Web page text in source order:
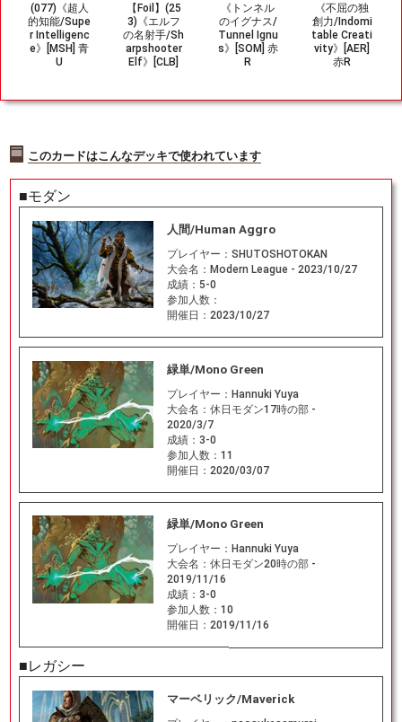
(077)《超人
的知能/Supe
r Intelligenc
e》[MSH] 青
U
【Foil】(25
3)《エルフ
の名射手/Sh
arpshooter
Elf》[CLB]
《トンネル
のイグナス/
Tunnel Ignu
s》[SOM] 赤
R
《不屈の独
創力/Indomi
table Creati
vity》[AER]
赤R
このカードはこんなデッキで使われています
■モダン
人間/Human Aggro
プレイヤー： SHUTOSHOTOKAN
大会名： Modern League - 2023/10/27
成績： 5-0
参加人数：
開催日： 2023/10/27
緑単/Mono Green
プレイヤー： Hannuki Yuya
大会名： 休日モダン17時の部 -
2020/3/7
成績： 3-0
参加人数： 11
開催日： 2020/03/07
緑単/Mono Green
プレイヤー： Hannuki Yuya
大会名： 休日モダン20時の部 -
2019/11/16
成績： 3-0
参加人数： 10
開催日： 2019/11/16
■レガシー
マーベリック/Maverick